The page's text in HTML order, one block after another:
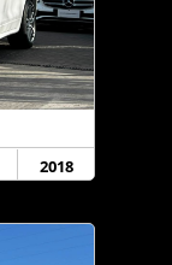
2018